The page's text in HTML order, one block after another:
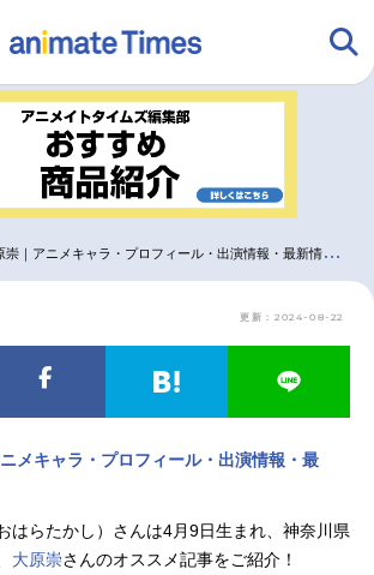
ランキング アニメ
声優記事一覧
崇｜アニメキャラ・プロフィール・出演情報・最新情報まとめ
更新：2024-08-22
メキャラ・プロフィール・出演情報・最
おはらたかし）さんは4月9日生まれ、神奈川県
大原崇さんのオススメ記事をご紹介！